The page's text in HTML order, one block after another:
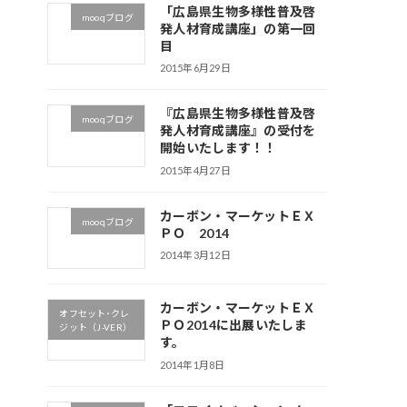
mooqブログ
「広島県生物多様性普及啓
発人材育成講座」の第一回
目
2015年6月29日
mooqブログ
『広島県生物多様性普及啓
発人材育成講座』の受付を
開始いたします！！
2015年4月27日
mooqブログ
カーボン・マーケットＥＸ
ＰＯ 2014
2014年3月12日
オフセット･クレ
ジット（J-VER）
カーボン・マーケットＥＸ
ＰＯ2014に出展いたしま
す。
2014年1月8日